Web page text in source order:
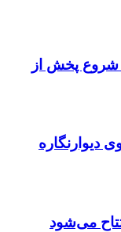
پخش از
دیوارنگاره
می‌شود